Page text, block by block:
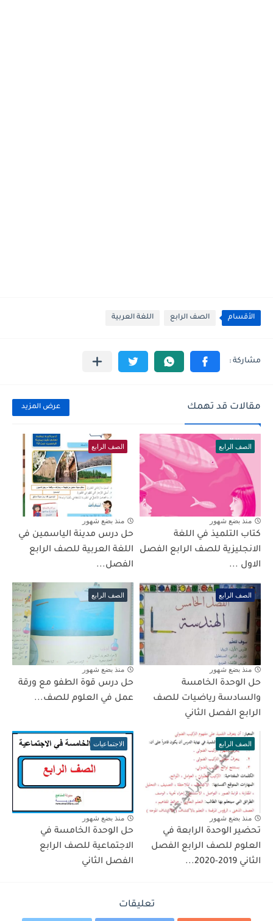
الأقسام الصف الرابع اللغة العربية
مقالات قد تهمك عرض المزيد
الصف الرابع
منذ بضع شهور
كتاب التلميذ في اللغة
الانجليزية للصف الرابع الفصل
الاول ...
الصف الرابع
منذ بضع شهور
حل درس مدينة الياسمين في
اللغة العربية للصف الرابع
الفصل...
الصف الرابع
منذ بضع شهور
حل الوحدة الخامسة
والسادسة رياضيات للصف
الرابع الفصل الثاني
الصف الرابع
منذ بضع شهور
حل درس قوة الطفو مع ورقة
عمل في العلوم للصف...
الصف الرابع
منذ بضع شهور
تحضير الوحدة الرابعة في
العلوم للصف الرابع الفصل
الثاني 2019-2020...
الاجتماعيات
منذ بضع شهور
حل الوحدة الخامسة في
الاجتماعية للصف الرابع
الفصل الثاني
تعليقات